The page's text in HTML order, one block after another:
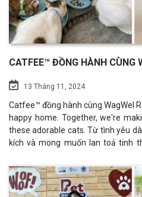
CATFEE™ ĐỒNG HÀNH CÙNG
13 Tháng 11, 2024
Catfee™ đồng hành cùng WagWel Rescue 💚 Every purr
happy home. Together, we're
these adorable cats. Từ tình yêu dành cho những bé mèo; sự cảm
kích và mong muốn lan toả tinh
rất nhiều khó khăn và gánh nặng
chủ trạm. Catfee mong muốn
thông qua việc hỗ trợ cát vệ sinh